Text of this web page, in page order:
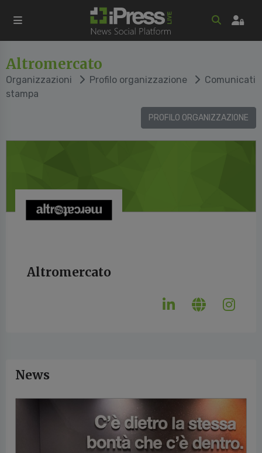
Altromercato
Organizzazioni Profilo organizzazione
Comunicati
stampa
PROFILO ORGANIZZAZIONE
Altromercato
News